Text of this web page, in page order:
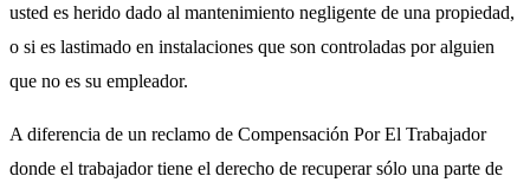
usted es herido dado al mantenimiento negligente de una propiedad,
o si es lastimado en instalaciones que son controladas por alguien
que no es su empleador.
A diferencia de un reclamo de Compensación Por El Trabajador
donde el trabajador tiene el derecho de recuperar sólo una parte de